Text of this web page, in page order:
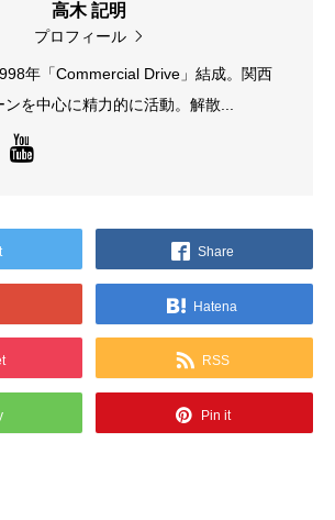
高木 記明
プロフィール
年「Commercial Drive」結成。関西
を中心に精力的に活動。解散...
Share
Hatena
RSS
Pin it